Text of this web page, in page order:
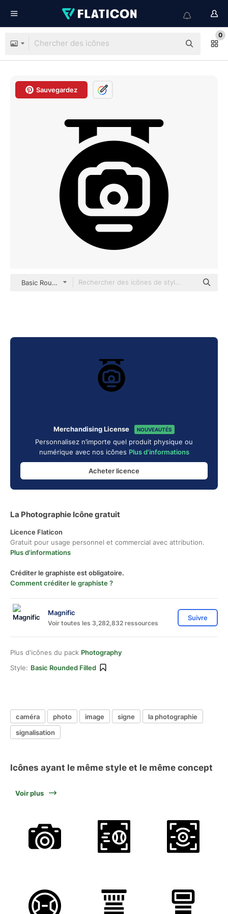
0
Sauvegardez
Basic Rounded Filled
Merchandising License NOUVEAUTÉS
Personnalisez n’importe quel produit physique ou
numérique avec nos icônes Plus d'informations
Acheter licence
La Photographie Icône gratuit
Licence Flaticon
Gratuit pour usage personnel et commercial avec attribution.
Plus d'informations
Créditer le graphiste est obligatoire.
Comment créditer le graphiste ?
Magnific
Voir toutes les 3,282,832 ressources
Suivre
Plus d'icônes du pack Photography
Style: Basic Rounded Filled
caméra photo image signe
la photographie
signalisation
Icônes ayant le même style et le même concept
Voir plus